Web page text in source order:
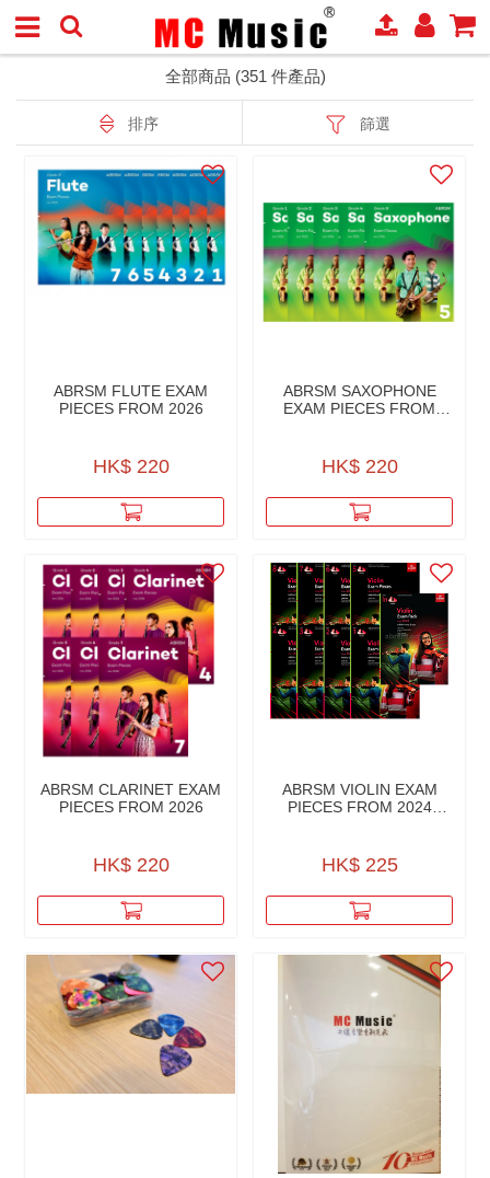
全部商品 (351 件產品)
排序 篩選
ABRSM FLUTE EXAM
PIECES FROM 2026
HK$ 220
ABRSM SAXOPHONE
EXAM PIECES FROM
HK$ 220
ABRSM CLARINET EXAM
PIECES FROM 2026
HK$ 220
ABRSM VIOLIN EXAM
PIECES FROM 2024
HK$ 225